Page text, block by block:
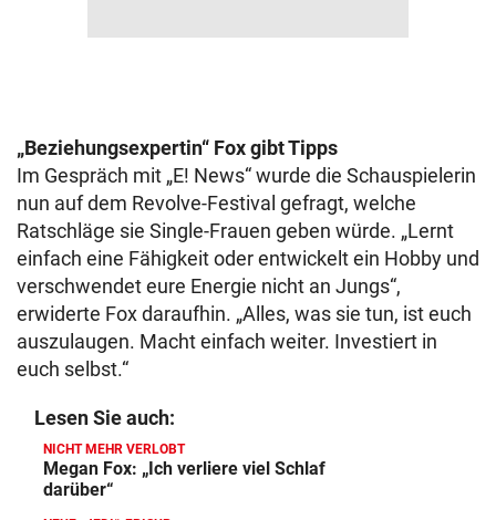
„Beziehungsexpertin“ Fox gibt Tipps
Im Gespräch mit „E! News“ wurde die Schauspielerin
nun auf dem Revolve-Festival gefragt, welche
Ratschläge sie Single-Frauen geben würde. „Lernt
einfach eine Fähigkeit oder entwickelt ein Hobby und
verschwendet eure Energie nicht an Jungs“,
erwiderte Fox daraufhin. „Alles, was sie tun, ist euch
auszulaugen. Macht einfach weiter. Investiert in
euch selbst.“
Lesen Sie auch:
NICHT MEHR VERLOBT
Megan Fox: „Ich verliere viel Schlaf
darüber“